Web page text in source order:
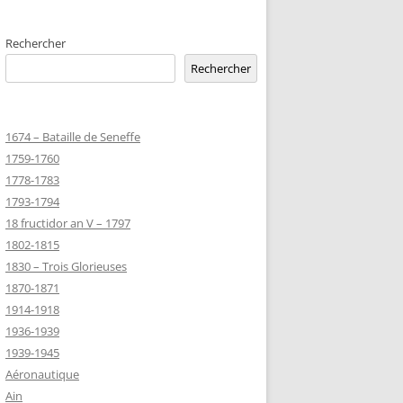
DE
MARIE
SUR-
DU CLION-
Rechercher
Rechercher
1674 – Bataille de Seneffe
1759-1760
1778-1783
1793-1794
18 fructidor an V – 1797
1802-1815
1830 – Trois Glorieuses
1870-1871
1914-1918
1936-1939
1939-1945
Aéronautique
Ain